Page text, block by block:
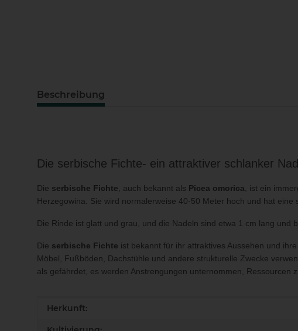
Beschreibung
Die serbische Fichte- ein attraktiver schlanker
Die serbische Fichte, auch bekannt als Picea omorica, ist ein
Herzegowina. Sie wird normalerweise 40-50 Meter hoch und hat eine
Die Rinde ist glatt und grau, und die Nadeln sind etwa 1 cm lang und
Die serbische Fichte ist bekannt für ihr attraktives Aussehen und
Möbel, Fußböden, Dachstühle und andere strukturelle Zwecke
als gefährdet, es werden Anstrengungen unternommen, Ressourcen
Produkteigenschaft
Wert
Herkunft: